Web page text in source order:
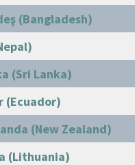
(Bangladesh)
(Sri Lanka)
(Ecuador)
(New Zealand)
(Lithuania)